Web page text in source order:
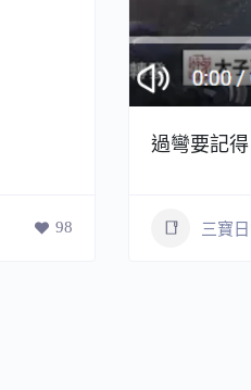
98
過彎要記
三寶